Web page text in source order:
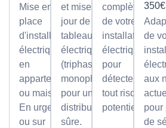
Mise en
place
d'installations
électriques
en
appartement
ou maison.
En urgence
ou sur
et mises à
jour de
tableaux
électriques
(triphasé ou
monophasé)
pour une
distribution
sûre.
complète
de votre
installation
électrique
pour
détecter
tout risque
potentiel.
350€
de
aux
pour
de